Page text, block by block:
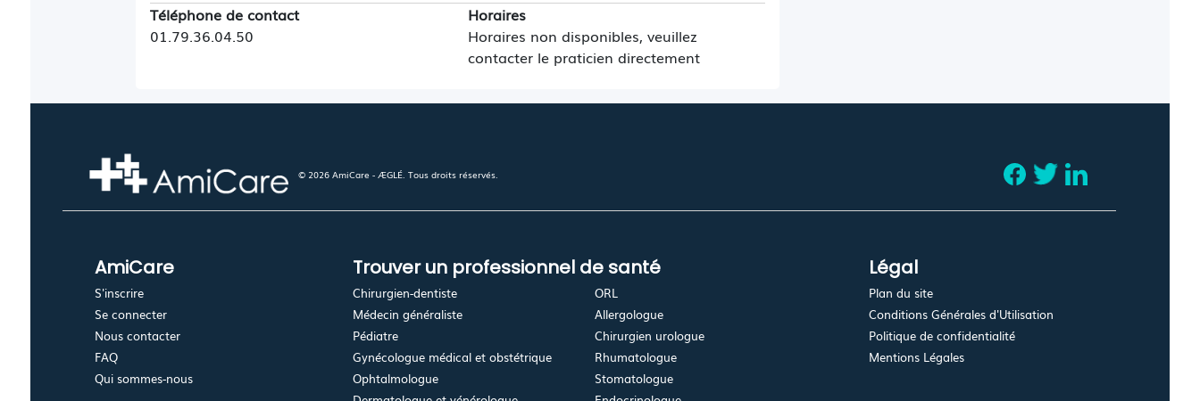
Téléphone de contact
01.79.36.04.50
Horaires
Horaires non disponibles, veuillez
contacter le praticien directement
© 2026 AmiCare - ÆGLÉ. Tous droits réservés.
AmiCare
S'inscrire
Se connecter
Nous contacter
FAQ
Qui sommes-nous
Trouver un professionnel de santé
Chirurgien-dentiste
Médecin généraliste
Pédiatre
Gynécologue médical et obstétrique
Ophtalmologue
ORL
Allergologue
Chirurgien urologue
Rhumatologue
Stomatologue
Légal
Plan du site
Conditions Générales d'Utilisation
Politique de confidentialité
Mentions Légales